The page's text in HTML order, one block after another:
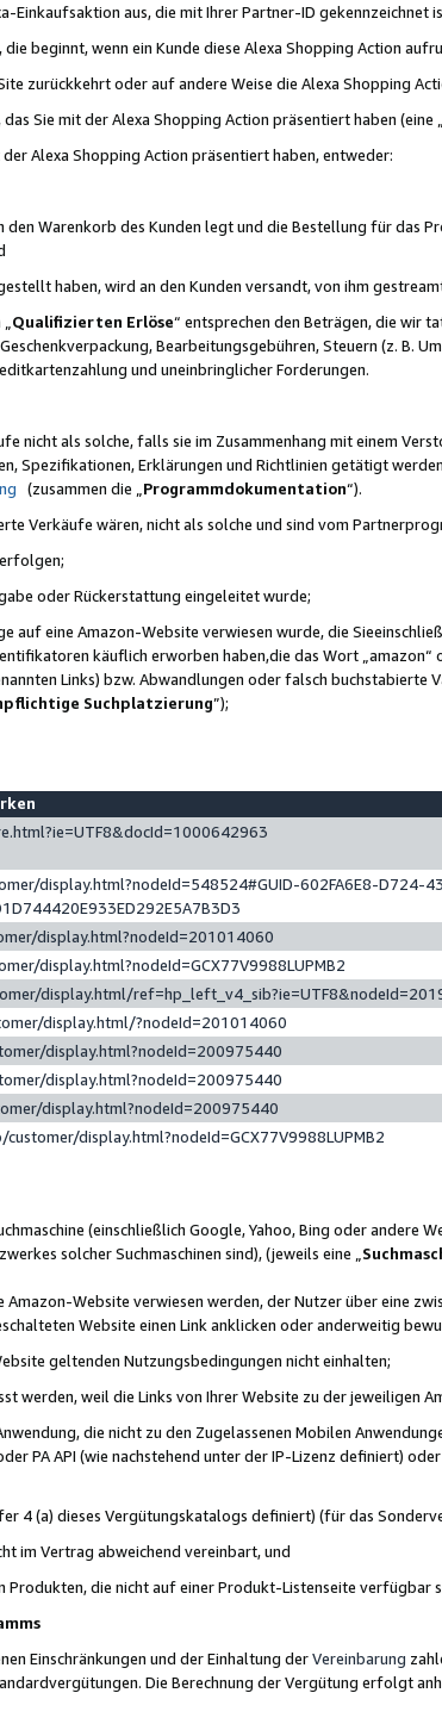
aus, die mit Ihrer Partner-ID gekennzeichnet
beginnt, wenn ein Kunde diese Alexa Shopping Action
zurückkehrt oder auf andere Weise die Alexa Shopping
Sie mit der Alexa Shopping Action präsentiert haben (eine „
Alexa Shopping Action präsentiert haben, entweder:
Warenkorb des Kunden legt und die Bestellung für das
haben, wird an den Kunden versandt, von ihm
Qualifizierten Erlöse“ entsprechen den Beträgen, die wir
Bearbeitungsgebühren, Steuern (z. B.
und uneinbringlicher Forderungen.
nicht als solche, falls sie im Zusammenhang mit einem
Spezifikationen, Erklärungen und Richtlinien getätigt
(zusammen die „ Programmdokumentation“).
Verkäufe wären, nicht als solche und sind vom
erfolgen;
oder Rückerstattung eingeleitet wurde;
auf eine Amazon-Website verwiesen wurde, die
käuflich erworben haben,die das Wort „amazon“
Links) bzw. Abwandlungen oder falsch buchstabierte
Suchplatzierung”);
display.html?nodeId=548524#GUID-602FA6E8-D724-
display.html?nodeId=201014060
display.html?nodeId=GCX77V9988LUPMB2
display.html/
display.html/?nodeId=201014060
display.html?nodeId=200975440
display.html?nodeId=200975440
display.html?nodeId=200975440
display.html?nodeId=GCX77V9988LUPMB2
(einschließlich Google, Yahoo, Bing oder andere
solcher Suchmaschinen sind), (jeweils eine „
Website verwiesen werden, der Nutzer über eine
Website einen Link anklicken oder anderweitig
geltenden Nutzungsbedingungen nicht einhalten;
werden, weil die Links von Ihrer Website zu der jeweiligen
die nicht zu den Zugelassenen Mobilen
PA API (wie nachstehend unter der IP-Lizenz definiert)
4 (a) dieses Vergütungskatalogs definiert) (für das
im Vertrag abweichend vereinbart, und
die nicht auf einer Produkt-Listenseite verfügbar
Einschränkungen und der Einhaltung derVereinbarung
Die Berechnung der Vergütung erfolgt